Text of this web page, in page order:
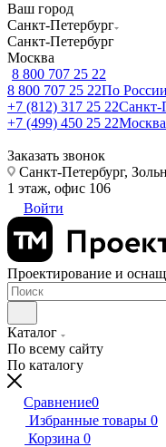
Ваш город
Санкт-Петербург
Санкт-Петербург
Москва
8 800 707 25 22
8 800 707 25 22По России
+7 (812) 317 25 22Санкт-
+7 (499) 450 25 22Москва
Заказать звонок
Санкт-Петербург,
1 этаж, офис 106
Войти
Проектирование и
Каталог
По всему сайту
По каталогу
Сравнение0
Избранные товары 0
Корзина 0